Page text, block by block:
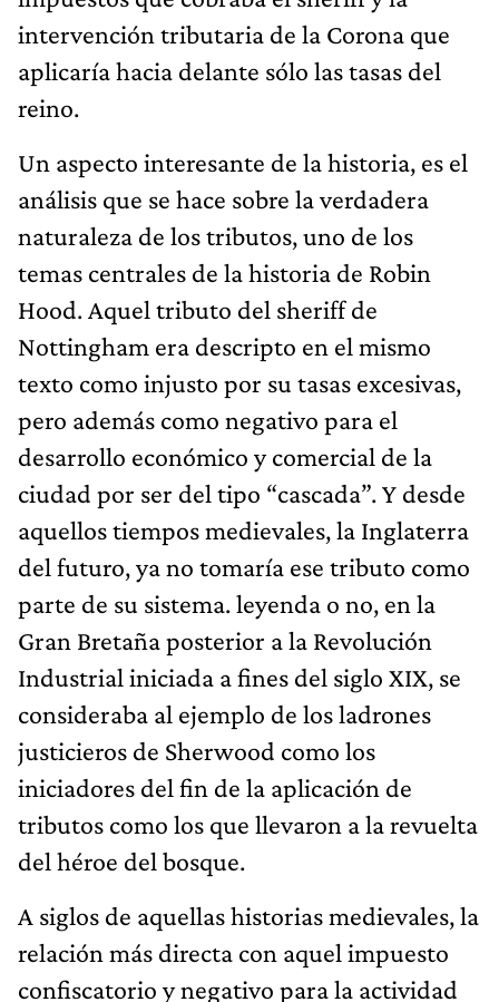
intervención tributaria de la Corona que
aplicaría hacia delante sólo las tasas del
reino.
Un aspecto interesante de la historia, es el
análisis que se hace sobre la verdadera
naturaleza de los tributos, uno de los
temas centrales de la historia de Robin
Hood. Aquel tributo del sheriff de
Nottingham era descripto en el mismo
texto como injusto por su tasas excesivas,
pero además como negativo para el
desarrollo económico y comercial de la
ciudad por ser del tipo “cascada”. Y desde
aquellos tiempos medievales, la Inglaterra
del futuro, ya no tomaría ese tributo como
parte de su sistema. leyenda o no, en la
Gran Bretaña posterior a la Revolución
Industrial iniciada a fines del siglo XIX, se
consideraba al ejemplo de los ladrones
justicieros de Sherwood como los
iniciadores del fin de la aplicación de
tributos como los que llevaron a la revuelta
del héroe del bosque.
A siglos de aquellas historias medievales, la
relación más directa con aquel impuesto
confiscatorio y negativo para la actividad